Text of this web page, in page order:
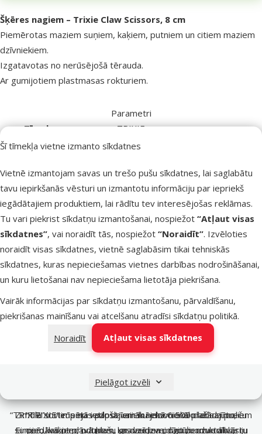
Šī tīmekļa vietne izmanto sīkdatnes
Vietnē izmantojam savas un trešo pušu sīkdatnes, lai saglabātu
tavu iepirkšanās vēsturi un izmantotu informāciju par iepriekš
iegādātajiem produktiem, lai rādītu tev interesējošas reklāmas.
Tu vari piekrist sīkdatņu izmantošanai, nospiežot “Atļaut visas
sīkdatnes”, vai noraidīt tās, nospiežot “Noraidīt”. Izvēloties
noraidīt visas sīkdatnes, vietnē saglabāsim tikai tehniskās
sīkdatnes, kuras nepieciešamas vietnes darbības nodrošināšanai,
un kuru lietošanai nav nepieciešama lietotāja piekrišana.
Vairāk informācijas par sīkdatņu izmantošanu, pārvaldīšanu,
piekrišanas mainīšanu vai atcelšanu atradīsi sīkdatņu politikā.
Noraidīt
Atļaut visas sīkdatnes
Pielāgot izvēli
superzoo.product.detail.content
Šķēres nagiem – Trixie Claw Scissors, 8 cm
Piemērotas maziem suņiem, kaķiem, putniem un citiem maziem
dzīvniekiem.
Izgatavotas no nerūsējošā tērauda.
Ar gumijotiem plastmasas rokturiem.
Parametri
Zīmols
TRIXIE
Numurs katalogā
2191
“TRIXIE” ir viens no vadošajiem mājdzīvnieku preču zīmoliem
Eiropā, kas piedāvā plašu un daudzveidīgu produktu klāstu
Zīmola sortimentā ietilpst vairāk nekā 6 500 dažādu preču
suņiem, kaķiem, putniem, grauzējiem, rāpuļiem un akvāriju
“TRIXIE” rūpējas par dzīvnieku emocionālo labsajūtu,
piedāvājot produktus, kas veicina pozitīvu uzvedību,